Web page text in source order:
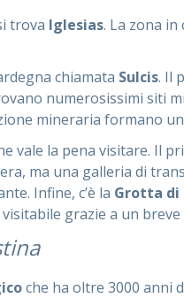
trova Iglesias. La zona
chiamata Sulcis. Il
numerosissimi siti
mineraria formano
vale la pena visitare. Il
ma una galleria di
Infine, c’è la Grotta di
grazie a un
che ha oltre 3000 anni